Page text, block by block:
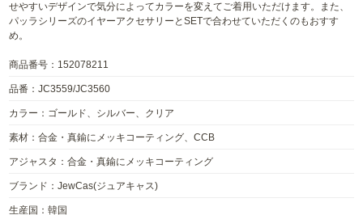
せやすいデザインで気分によってカラーを変えてご着用いただけます。また、
パッラシリーズのイヤーアクセサリーとSETで合わせていただくのもおすす
め。
商品番号：152078211
品番：JC3559/JC3560
カラー：ゴールド、シルバー、クリア
素材：合金・真鍮にメッキコーティング、CCB
アジャスタ：合金・真鍮にメッキコーティング
ブランド：JewCas(ジュアキャス)
生産国：韓国